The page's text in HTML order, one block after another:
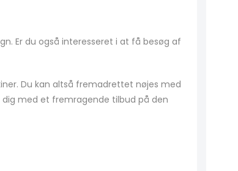
Er du også interesseret i at få besøg af
Du kan altså fremadrettet nøjes med
med et fremragende tilbud på den